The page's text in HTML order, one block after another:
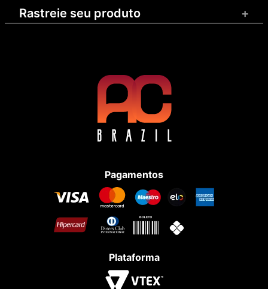
Rastreie seu produto +
Pagamentos
Plataforma